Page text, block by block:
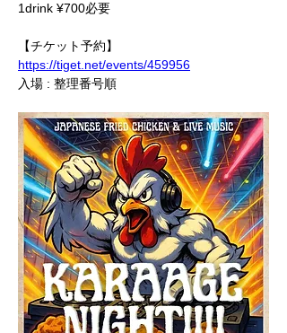
1drink ¥700必要
【チケット予約】
https://tiget.net/events/459956
入場 : 整理番号順